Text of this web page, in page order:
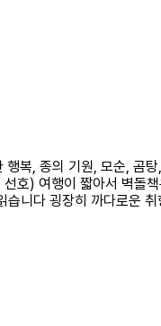
복, 종의 기원, 모순,
) 여행이 짧아서 벽돌
니다 굉장히 까다로운